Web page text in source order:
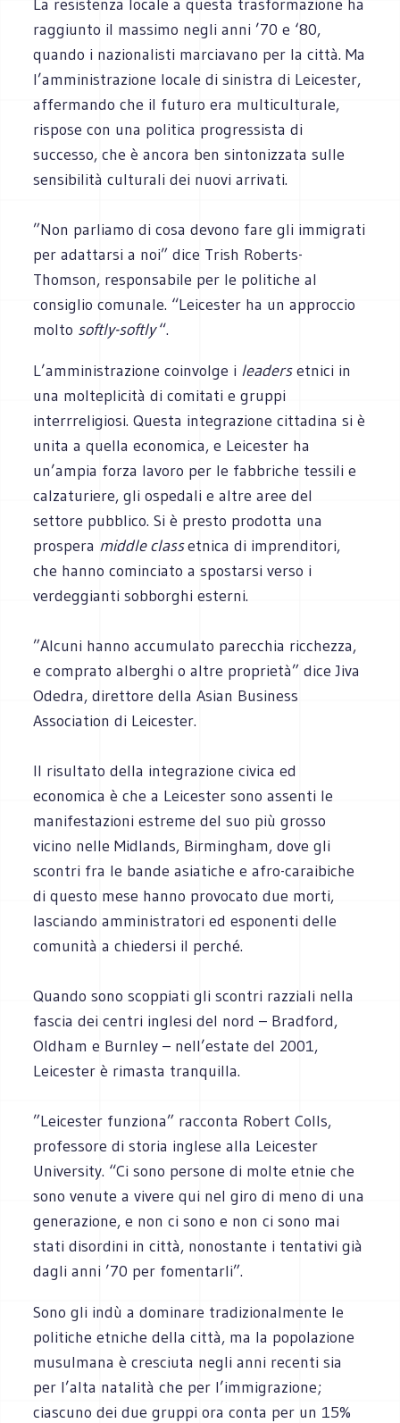
La resistenza locale a questa trasformazione ha
raggiunto il massimo negli anni ’70 e ‘80,
quando i nazionalisti marciavano per la città. Ma
l’amministrazione locale di sinistra di Leicester,
affermando che il futuro era multiculturale,
rispose con una politica progressista di
successo, che è ancora ben sintonizzata sulle
sensibilità culturali dei nuovi arrivati.
”Non parliamo di cosa devono fare gli immigrati
per adattarsi a noi” dice Trish Roberts-
Thomson, responsabile per le politiche al
consiglio comunale. “Leicester ha un approccio
molto softly-softly“.
L’amministrazione coinvolge i leadersetnici in
una molteplicità di comitati e gruppi
interrreligiosi. Questa integrazione cittadina si è
unita a quella economica, e Leicester ha
un’ampia forza lavoro per le fabbriche tessili e
calzaturiere, gli ospedali e altre aree del
settore pubblico. Si è presto prodotta una
prospera middle classetnica di imprenditori,
che hanno cominciato a spostarsi verso i
verdeggianti sobborghi esterni.
”Alcuni hanno accumulato parecchia ricchezza,
e comprato alberghi o altre proprietà” dice Jiva
Odedra, direttore della Asian Business
Association di Leicester.
Il risultato della integrazione civica ed
economica è che a Leicester sono assenti le
manifestazioni estreme del suo più grosso
vicino nelle Midlands, Birmingham, dove gli
scontri fra le bande asiatiche e afro-caraibiche
di questo mese hanno provocato due morti,
lasciando amministratori ed esponenti delle
comunità a chiedersi il perché.
Quando sono scoppiati gli scontri razziali nella
fascia dei centri inglesi del nord – Bradford,
Oldham e Burnley – nell’estate del 2001,
Leicester è rimasta tranquilla.
”Leicester funziona” racconta Robert Colls,
professore di storia inglese alla Leicester
University. “Ci sono persone di molte etnie che
sono venute a vivere qui nel giro di meno di una
generazione, e non ci sono e non ci sono mai
stati disordini in città, nonostante i tentativi già
dagli anni ’70 per fomentarli”.
Sono gli indù a dominare tradizionalmente le
politiche etniche della città, ma la popolazione
musulmana è cresciuta negli anni recenti sia
per l’alta natalità che per l’immigrazione;
ciascuno dei due gruppi ora conta per un 15%